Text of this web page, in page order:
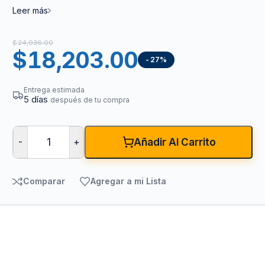
Leer más
$24,936.00
$18,203.00 -27%
Entrega estimada
5 días después de tu compra
- + Añadir Al Carrito
Comparar Agregar a mi Lista